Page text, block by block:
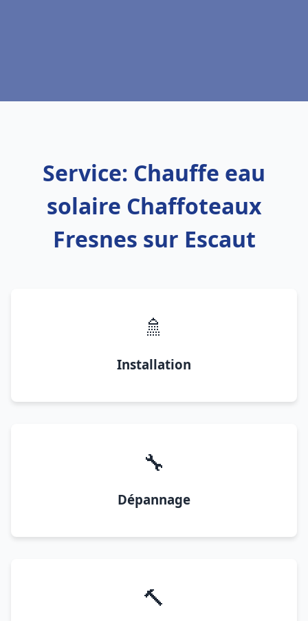
Service: Chauffe eau
solaire Chaffoteaux
Fresnes sur Escaut
🚿
Installation
🔧
Dépannage
🔨